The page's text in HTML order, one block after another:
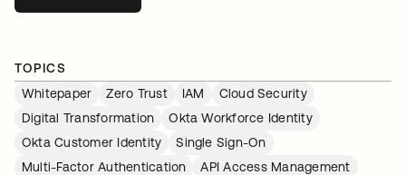
TOPICS
Whitepaper
Zero Trust IAM
Cloud Security
Digital Transformation
Okta Workforce Identity
Okta Customer Identity
Single Sign-On
Multi-Factor Authentication
API Access Management